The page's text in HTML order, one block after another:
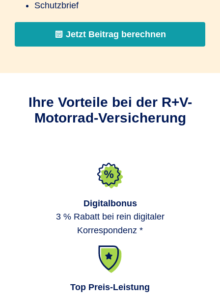
Schutzbrief
Jetzt Beitrag berechnen
Ihre Vorteile bei der R+V-
Motorrad-Versicherung
Digitalbonus
3 % Rabatt bei rein digitaler
Korrespondenz *
Top Preis-Leistung